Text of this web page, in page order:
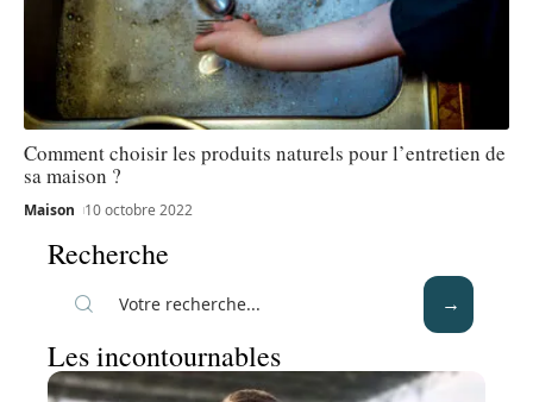
Comment choisir les produits naturels pour l’entretien de
sa maison ?
Maison 10 octobre 2022
Recherche
Les incontournables